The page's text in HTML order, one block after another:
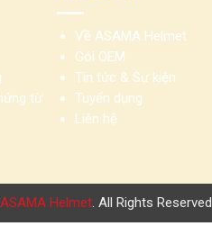
từ
Về ASAMA Helmet
Gói OEM
Tin tức & Sự kiện
Tuyển dụng
Liên hệ
ASAMA Helmet. All Rights Reserved